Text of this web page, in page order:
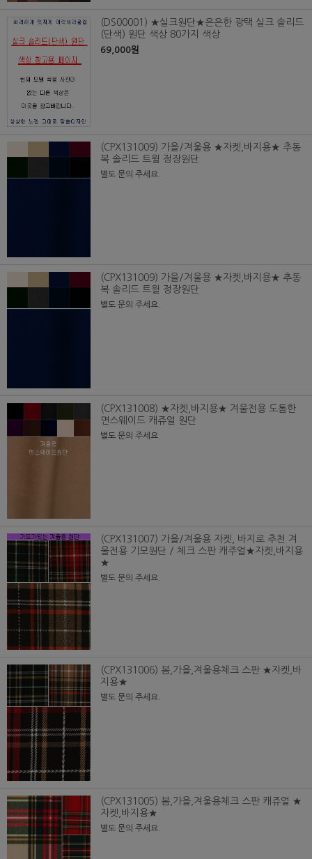
(DS00001) ★실크원단★은은한 광택 실크 솔리드
(단색) 원단 색상 80가지 색상
69,000원
(CPX131009) 가을/겨울용 ★자켓,바지용★ 추동
복 솔리드 트윌 정장원단
별도 문의 주세요.
(CPX131009) 가을/겨울용 ★자켓,바지용★ 추동
복 솔리드 트윌 정장원단
별도 문의 주세요.
(CPX131008) ★자켓,바지용★ 겨울전용 도톰한
면스웨이드 캐쥬얼 원단
별도 문의 주세요.
(CPX131007) 가을/겨울용 자켓, 바지로 추천 겨
울전용 기모원단 / 체크 스판 캐주얼★자켓,바지용
★
별도 문의 주세요.
(CPX131006) 봄,가을,겨울용체크 스판 ★자켓,바
지용★
별도 문의 주세요.
(CPX131005) 봄,가을,겨울용체크 스판 캐쥬얼 ★
자켓,바지용★
별도 문의 주세요.